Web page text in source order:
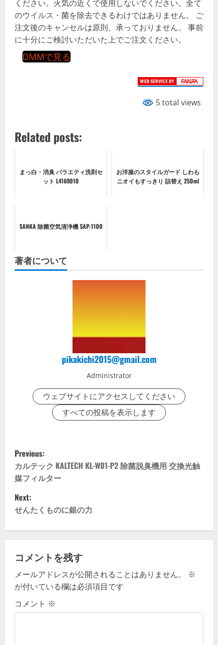
ください。火気の近くで使用しないでください。全て
のウイルス・菌を除去できるわけではありません。 ご
注文後のキャンセルは原則、承っておりません。 事前
に十分にご検討いただいた上でご注文ください。
DMMで見る
5 total views
Related posts:
まっ白・消臭 バラエティ洗剤セ
ット L4169010
お洋服のスタイルガード しわも
ニオイもすっきり 詰替え 250ml
SANKA 除菌空気清浄機 SAP-1100
著者について
pikakichi2015@gmail.com
Administrator
ウェブサイトにアクセスしてください
すべての投稿を表示します
P
o
s
t
n
a
v
i
g
Previous:
カルテック KALTECH KL-W01-P2 除菌脱臭機用 交換光触
媒フィルター
Next:
せんたくものに銀の力
コメントを残す
メールアドレスが公開されることはありません。
※
が付いている欄は必須項目です
コメント ※